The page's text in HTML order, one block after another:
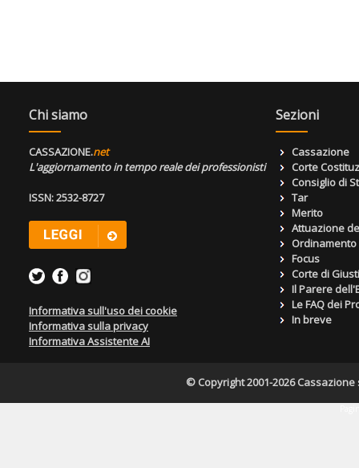
Chi siamo
CASSAZIONE.net
L'aggiornamento in tempo reale dei professionisti
ISSN: 2532-8727
Informativa sull'uso dei cookie
Informativa sulla privacy
Informativa Assistente AI
Sezioni
Cassazione
Corte
Consiglio di
Tar
Merito
Attuazione
Focus
Corte di
Il Parere
Le FAQ dei
In breve
© Copyright 2001-2026 Cassazione